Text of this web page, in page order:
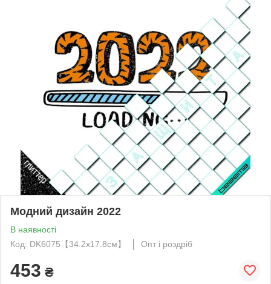
Модний дизайн 2022
В наявності
Код: DK6075【34.2x17.8см】
Опт і роздріб
453 ₴